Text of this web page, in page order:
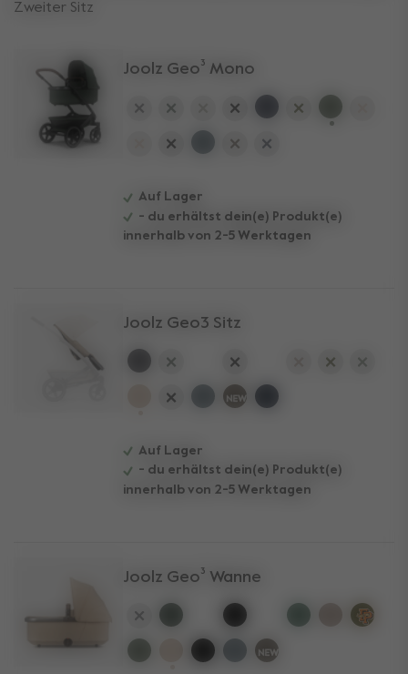
Zweiter Sitz
Joolz Geo³ Mono
Auf Lager
- du erhältst dein(e) Produkt(e)
innerhalb von 2-5 Werktagen
Joolz Geo3 Sitz
Auf Lager
- du erhältst dein(e) Produkt(e)
innerhalb von 2-5 Werktagen
Joolz Geo³ Wanne